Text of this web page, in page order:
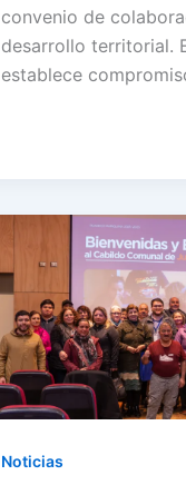
convenio de
desarrollo territorial.
establece
Noticias